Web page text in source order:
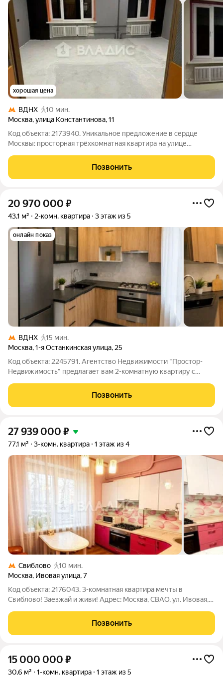
хорошая цена
ВДНХ
10 мин.
Москва,улица Константинова,11
Код объекта: 2173940. Уникальное предложение в сердце
Москвы: просторная трёхкомнатная квартира на улице
этаже пятиэтажного дома. Здесь
Позвонить
20 970 000 ₽
43,1 м² 2-комн. квартира 3 этаж из 5
онлайн показ
ВДНХ
15 мин.
Москва,1-я Останкинская улица, 25
Код объекта: 2245791. Агентство Недвижимости "Простор-
Недвижимость" предлагает вам 2-комнатную квартиру с
ВДНХ. Продается стильная 2-комнатная квартира площадью
43,1 м в добротном кирпичном доме
Позвонить
27 939 000 ₽
77,1 м² 3-комн. квартира 1 этаж из 4
Свиблово
10 мин.
Москва, Ивовая улица,7
Код объекта: 2176043. 3-комнатная квартира мечты в
Свиблово! Заезжай и живи! Адрес: Москва, СВАО, ул. Ивовая,
с развитой
Позвонить
15 000 000 ₽
30,6 м² 1-комн. квартира 1 этаж из 5